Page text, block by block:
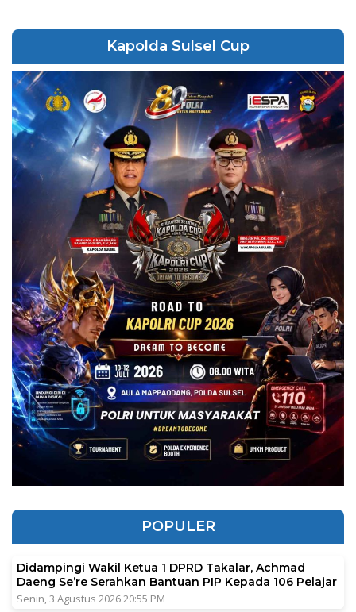
Kapolda Sulsel Cup
POPULER
Didampingi Wakil Ketua 1 DPRD Takalar, Achmad
Daeng Se’re Serahkan Bantuan PIP Kepada 106 Pelajar
Senin, 3 Agustus 2026 20:55 PM